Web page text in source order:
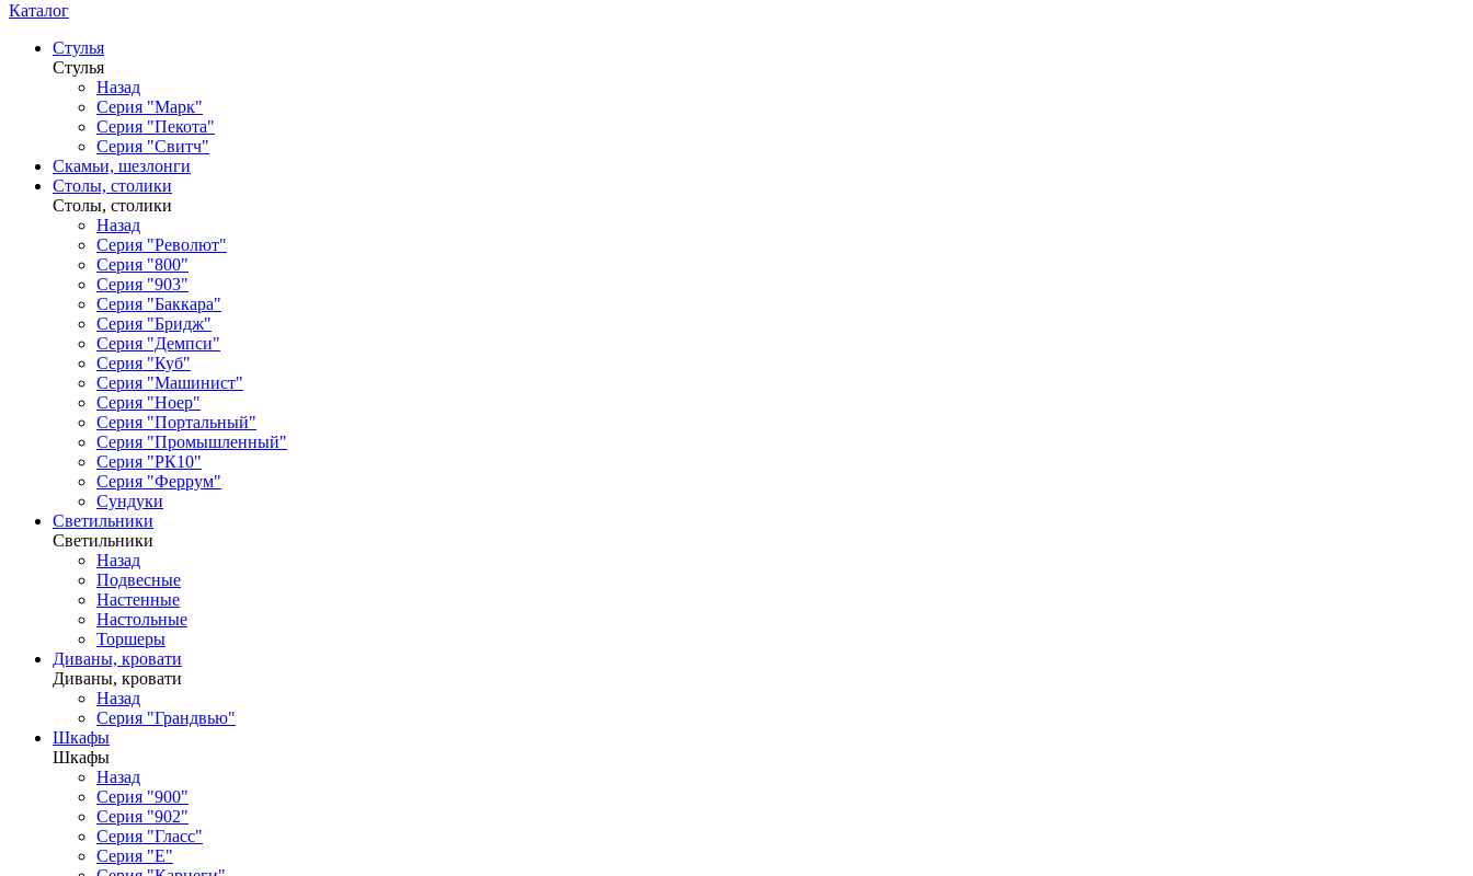
Каталог
Стулья
Стулья
Назад
Серия "Марк"
Серия "Пекота"
Серия "Свитч"
Скамьи, шезлонги
Столы, столики
Столы, столики
Назад
Серия "Револют"
Серия "800"
Серия "903"
Серия "Баккара"
Серия "Бридж"
Серия "Демпси"
Серия "Куб"
Серия "Машинист"
Серия "Ноер"
Серия "Портальный"
Серия "Промышленный"
Серия "РК10"
Серия "Феррум"
Сундуки
Светильники
Светильники
Назад
Подвесные
Настенные
Настольные
Торшеры
Диваны, кровати
Диваны, кровати
Назад
Серия "Грандвью"
Шкафы
Шкафы
Назад
Серия "900"
Серия "902"
Серия "Гласс"
Серия "Е"